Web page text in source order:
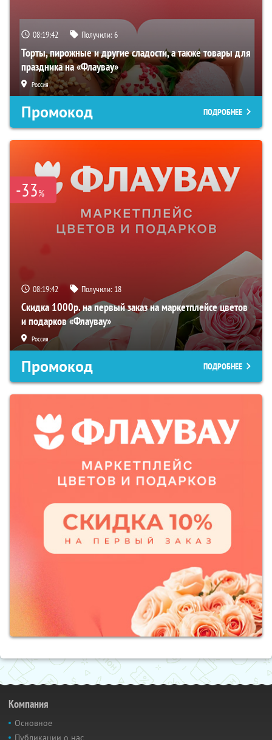
08:19:41 Получили:6
Торты, пирожные и другие сладости, а также товары для
праздника на «Флаувау»
Россия
Промокод ПОДРОБНЕЕ
-33%
08:19:41 Получили: 18
Скидка 1000р. на первый заказ на маркетплейсе цветов
и подарков «Флаувау»
Россия
Промокод ПОДРОБНЕЕ
Компания
Основное
Публикации о нас